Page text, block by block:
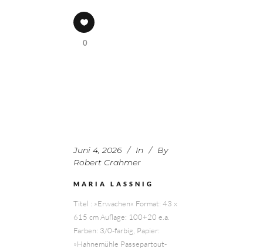
0
Juni 4, 2026 In
By
Robert Crahmer
MARIA LASSNIG
Titel : »Erwachen« Format: 43 x
615 cm Auflage: 100+20 e.a.
Farben: 3/0-farbig, Papier:
»Hahnemühle Passepartout-